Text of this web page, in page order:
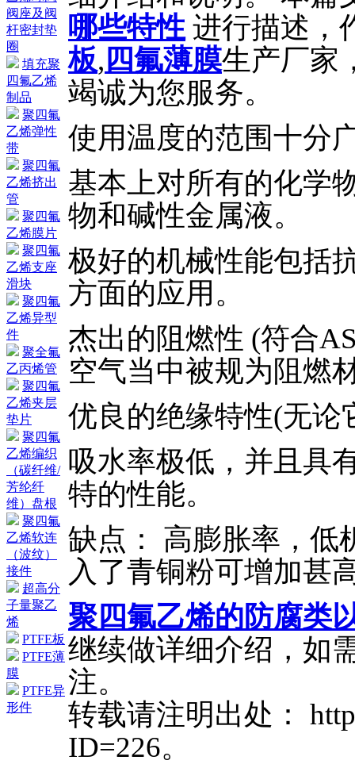
阀座及阀
杆密封垫
圈
填充聚
四氟乙烯
制品
聚四氟
乙烯弹性
带
聚四氟
乙烯挤出
管
聚四氟
乙烯膜片
聚四氟
乙烯支座
滑块
聚四氟
乙烯异型
件
聚全氟
乙丙烯管
聚四氟
乙烯夹层
垫片
聚四氟
乙烯编织
（碳纤维/
芳纶纤
维）盘根
聚四氟
乙烯软连
（波纹）
接件
超高分
子量聚乙
烯
PTFE板
PTFE薄
膜
PTFE异
形件
哪些特性 进行描述，
板, 四氟薄膜生产厂家
竭诚为您服务。
使用温度的范围十分
基本上对所有的化学
物和碱性金属液。
极好的机械性能包括
方面的应用。
杰出的阻燃性 (符合
空气当中被规为阻燃
优良的绝缘特性(无论
吸水率极低，并且具
特的性能。
缺点： 高膨胀率，低
入了青铜粉可增加甚
聚四氟乙烯的防腐类
继续做详细介绍，如
注。
转载请注明出处：
ID=226。